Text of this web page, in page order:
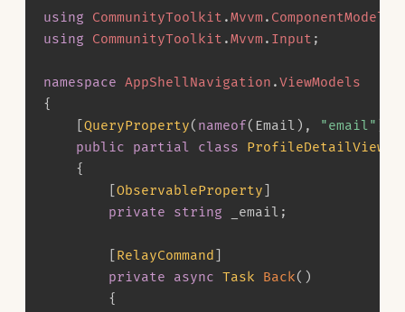
using CommunityToolkit .Mvvm . ComponentModel
using
CommunityToolkit .Mvvm . Input ;
namespace AppShellNavigation .ViewModels
{
QueryProperty( nameof( Email ) , "email"
public
partial class
{
ObservableProperty
private
string _email ;
RelayCommand
private
async Task Back( )
{